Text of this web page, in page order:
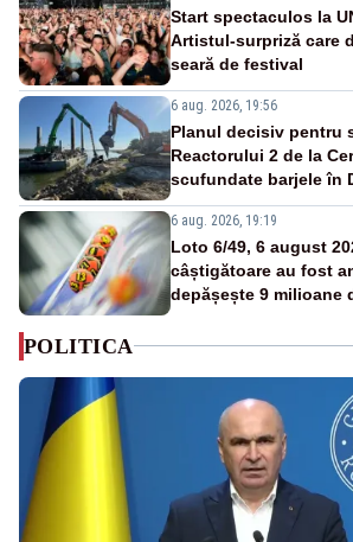
Start spectaculos la
Artistul-surpriză care
seară de festival
6 aug. 2026, 19:56
Planul decisiv pentru
Reactorului 2 de la
scufundate barjele în
6 aug. 2026, 19:19
Loto 6/49, 6 august
câștigătoare au fost
depășește 9 milioane
POLITICA